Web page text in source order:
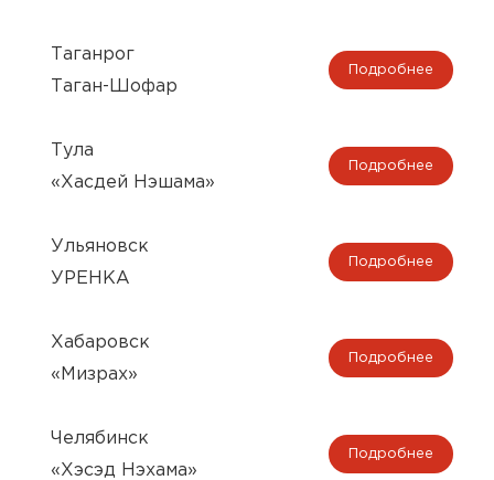
Таганрог
Таган-Шофар
Подробнее
Тула
«Хасдей Нэшама»
Подробнее
Ульяновск
УРЕНКА
Подробнее
Хабаровск
«Мизрах»
Подробнее
Челябинск
«Хэсэд Нэхама»
Подробнее